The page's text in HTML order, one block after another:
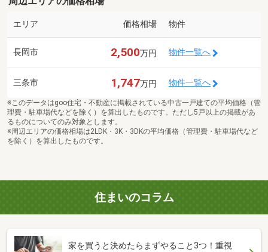
エリア 価格相場 物件
長岡市 2,500万円 物件一覧へ
三条市 1,747万円 物件一覧へ
※このデータはgoo住宅・不動産に掲載されている中古一戸建ての平均価格（管
理費・駐車場代などを除く）を算出したものです。ただし5戸以上の掲載があ
るものについてのみ対象とします。
※周辺エリアの価格相場は2LDK・3K・3DKの平均価格（管理費・駐車場代など
を除く）を算出したものです。
住まいのコラム
家を買うと決めたらまずやること3つ！重視